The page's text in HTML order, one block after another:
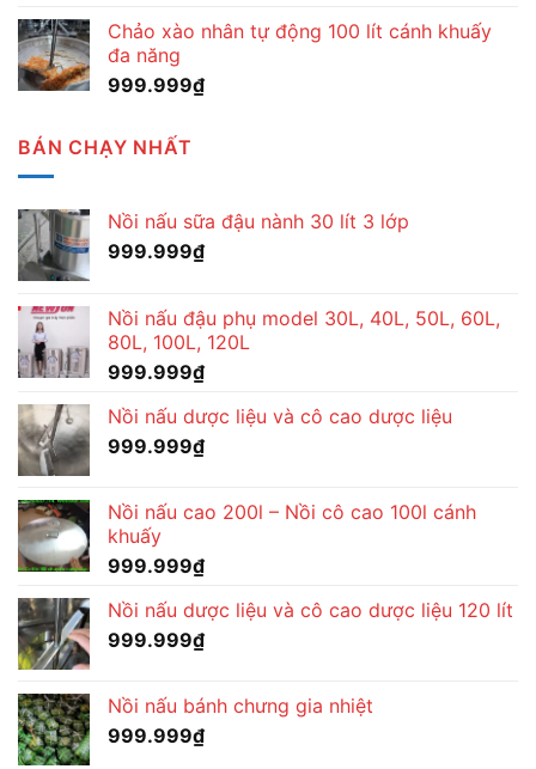
Chảo xào nhân tự động 100 lít cánh khuấy
đa năng
999.999₫
BÁN CHẠY NHẤT
Nồi nấu sữa đậu nành 30 lít 3 lớp
999.999₫
Nồi nấu đậu phụ model 30L, 40L, 50L, 60L,
80L, 100L, 120L
999.999₫
Nồi nấu dược liệu và cô cao dược liệu
999.999₫
Nồi nấu cao 200l – Nồi cô cao 100l cánh
khuấy
999.999₫
Nồi nấu dược liệu và cô cao dược liệu 120 lít
999.999₫
Nồi nấu bánh chưng gia nhiệt
999.999₫